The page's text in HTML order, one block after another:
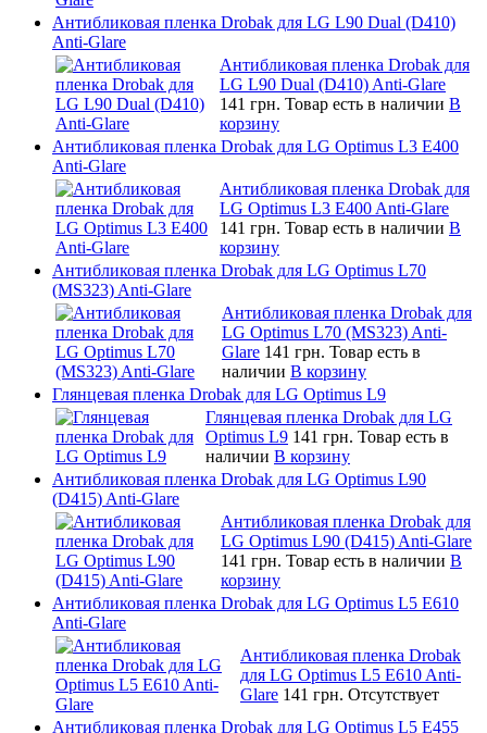
Антибликовая пленка Drobak для LG L90 Dual (D410)
Anti-Glare
Антибликовая пленка Drobak для
LG L90 Dual (D410) Anti-Glare
141 грн. Товар есть в наличии В
корзину
Антибликовая пленка Drobak для LG Optimus L3 E400
Anti-Glare
Антибликовая пленка Drobak для
LG Optimus L3 E400 Anti-Glare
141 грн. Товар есть в наличии В
корзину
Антибликовая пленка Drobak для LG Optimus L70
(MS323) Anti-Glare
Антибликовая пленка Drobak для
LG Optimus L70 (MS323) Anti-
Glare 141 грн. Товар есть в
наличии В корзину
Глянцевая пленка Drobak для LG Optimus L9
Глянцевая пленка Drobak для LG
Optimus L9 141 грн. Товар есть в
наличии В корзину
Антибликовая пленка Drobak для LG Optimus L90
(D415) Anti-Glare
Антибликовая пленка Drobak для
LG Optimus L90 (D415) Anti-Glare
141 грн. Товар есть в наличии В
корзину
Антибликовая пленка Drobak для LG Optimus L5 E610
Anti-Glare
Антибликовая пленка Drobak
для LG Optimus L5 E610 Anti-
Glare 141 грн. Отсутствует
Антибликовая пленка Drobak для LG Optimus L5 E455